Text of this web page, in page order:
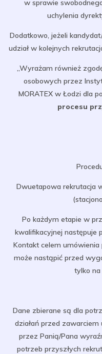
w sprawie
uchylenia
Dodatkowo, jeżeli
udział w kolejnych
„Wyrażam również
osobowych przez
MORATEX w Łodzi dla
procesu
Dwuetapowa rekrutacja
Po każdym etapie w
kwalifikacyjnej następuje
Kontakt celem
może nastąpić przed
tylko
Dane zbierane są dla
działań przed
przez Panią/Pana
potrzeb przyszłych